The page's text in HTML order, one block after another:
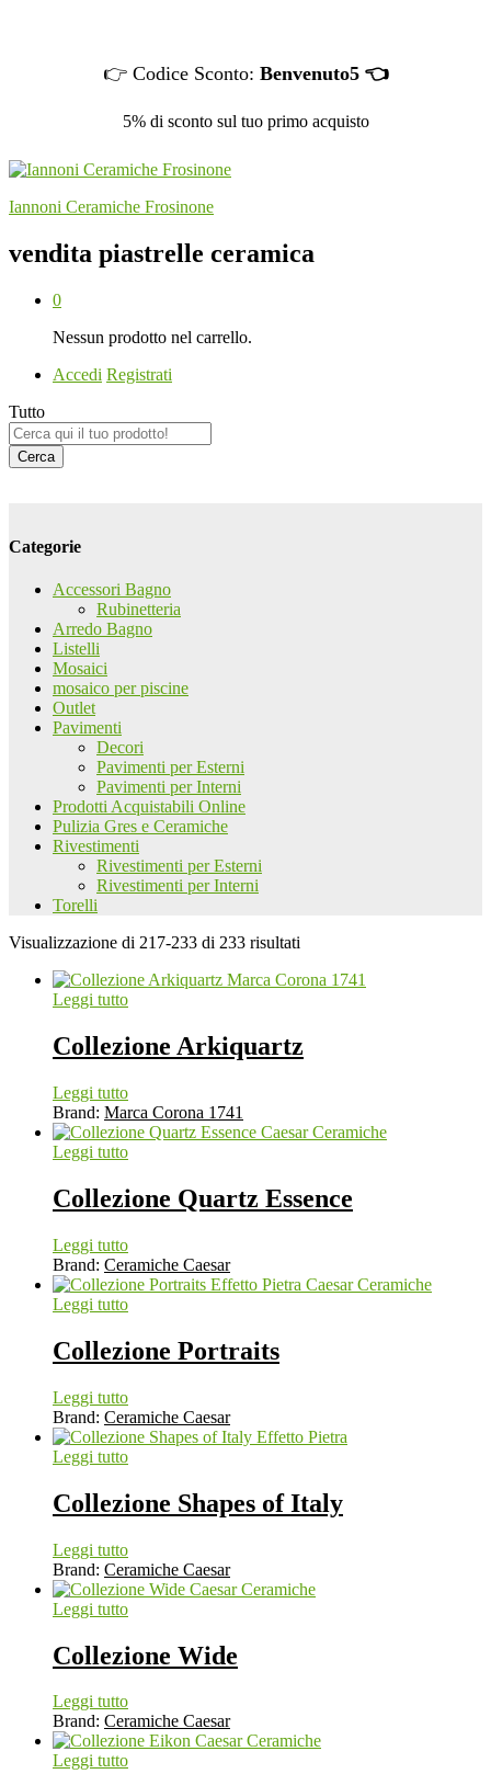
👉 Codice Sconto: Benvenuto5 👈
5% di sconto sul tuo primo acquisto
Iannoni Ceramiche Frosinone
vendita piastrelle ceramica
0
Nessun prodotto nel carrello.
Accedi Registrati
Tutto
Cerca
Categorie
Accessori Bagno
Rubinetteria
Arredo Bagno
Listelli
Mosaici
mosaico per piscine
Outlet
Pavimenti
Decori
Pavimenti per Esterni
Pavimenti per Interni
Prodotti Acquistabili Online
Pulizia Gres e Ceramiche
Rivestimenti
Rivestimenti per Esterni
Rivestimenti per Interni
Torelli
Visualizzazione di 217-233 di 233 risultati
Leggi tutto
Collezione Arkiquartz
Leggi tutto
Brand: Marca Corona 1741
Leggi tutto
Collezione Quartz Essence
Leggi tutto
Brand: Ceramiche Caesar
Leggi tutto
Collezione Portraits
Leggi tutto
Brand: Ceramiche Caesar
Leggi tutto
Collezione Shapes of Italy
Leggi tutto
Brand: Ceramiche Caesar
Leggi tutto
Collezione Wide
Leggi tutto
Brand: Ceramiche Caesar
Leggi tutto